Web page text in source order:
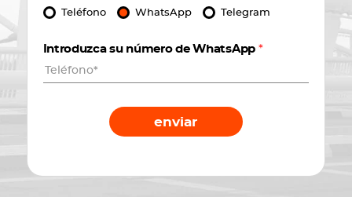
Teléfono WhatsApp Telegram
Introduzca su número de WhatsApp *
enviar